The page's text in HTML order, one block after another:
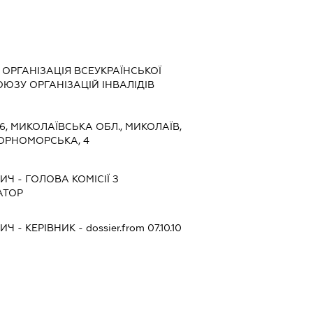
ВСЕУКРАЇНСЬКОЇ
ОРГАНІЗАЦІЙ ІНВАЛІДІВ
МИКОЛАЇВСЬКА ОБЛ., МИКОЛАЇВ,
4
- ГОЛОВА КОМІСІЇ З
- КЕРІВНИК - dossier.from 07.10.10